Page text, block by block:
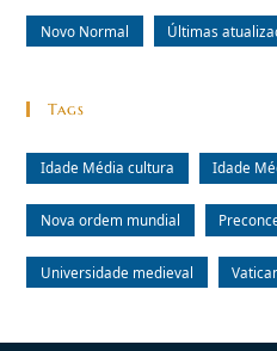
Novo Normal Últimas
Tags
Idade Média cultura Idade
Nova ordem mundial
Universidade medieval